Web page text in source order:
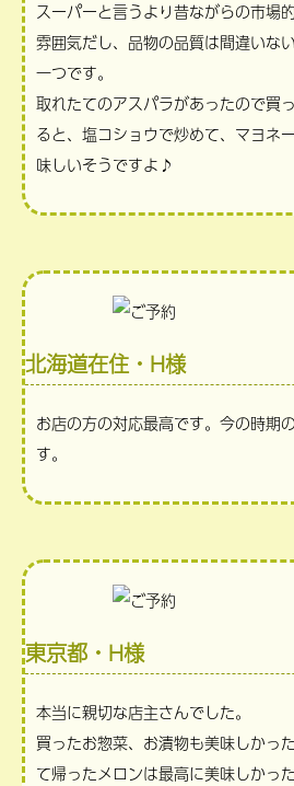
スーパーと言うより昔ながらの市場
雰囲気だし、品物の品質は間違いな
一つです。
取れたてのアスパラがあったので買
ると、塩コショウで炒めて、マヨネ
味しいそうですよ♪
北海道在住・H様
お店の方の対応最高です。今の時期
す。
東京都・H様
本当に親切な店主さんでした。
買ったお惣菜、お漬物も美味しかっ
て帰ったメロンは最高に美味しかった